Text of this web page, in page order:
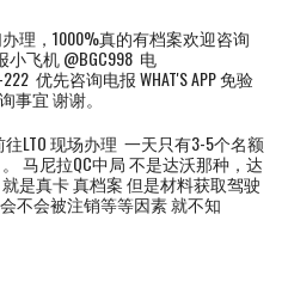
理，1000%真的有档案欢迎咨询
飞机 @BGC998 电
222 优先咨询电报 WHAT'S APP 免验
宜 谢谢。
LTO 现场办理 一天只有3-5个名额
马尼拉QC中局 不是达沃那种，达
是真卡 真档案 但是材料获取驾驶
不会被注销等等因素 就不知